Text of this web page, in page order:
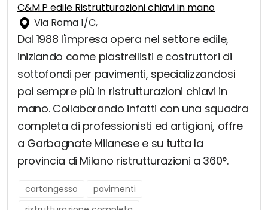
C&M.P edile Ristrutturazioni chiavi in mano
Via Roma 1/C,
Dal 1988 l'impresa opera nel settore edile,
iniziando come piastrellisti e costruttori di
sottofondi per pavimenti, specializzandosi
poi sempre più in ristrutturazioni chiavi in
mano. Collaborando infatti con una squadra
completa di professionisti ed artigiani, offre
a Garbagnate Milanese e su tutta la
provincia di Milano ristrutturazioni a 360°.
cartongesso
pavimenti